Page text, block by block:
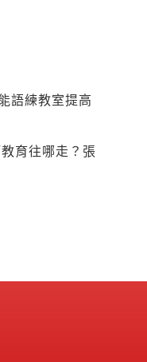
語練教室提高
育往哪走？張